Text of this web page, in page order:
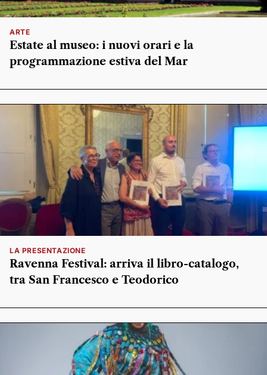
ARTE
Estate al museo: i nuovi orari e la
programmazione estiva del Mar
LA PRESENTAZIONE
Ravenna Festival: arriva il libro-catalogo,
tra San Francesco e Teodorico